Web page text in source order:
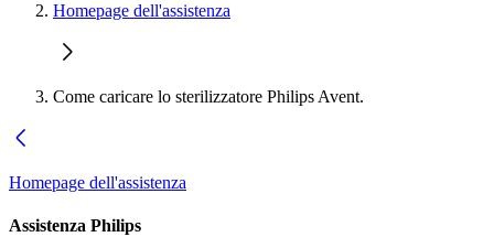
Homepage dell'assistenza
Come caricare lo sterilizzatore Philips Avent.
Homepage dell'assistenza
Assistenza Philips